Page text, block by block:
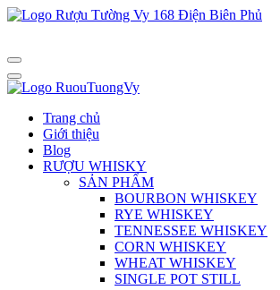
Trang chủ
Giới thiệu
Blog
RƯỢU WHISKY
SẢN PHẨM
BOURBON WHISKEY
RYE WHISKEY
TENNESSEE WHISKEY
CORN WHISKEY
WHEAT WHISKEY
SINGLE POT STILL